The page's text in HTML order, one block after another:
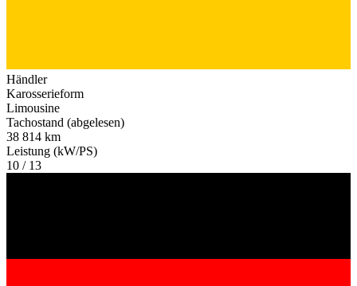
Händler
Karosserieform
Limousine
Tachostand (abgelesen)
38 814 km
Leistung (kW/PS)
10 / 13